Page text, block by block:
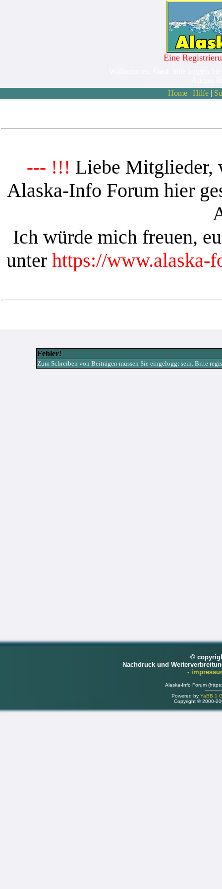
Eine
Home| Hilfe|
--- !!! Liebe Mitglieder,
Alaska-Info Forum hier
Ich würde mich freuen,
unter https://www.alaska-
Fehler!
Zum Schreiben von Beiträgen müssen Sie eingeloggt sein. Bitte
©
Nachdruck und
-
Alaska-Info Forum
Powered by YaBB 1
Copyright © 2000-